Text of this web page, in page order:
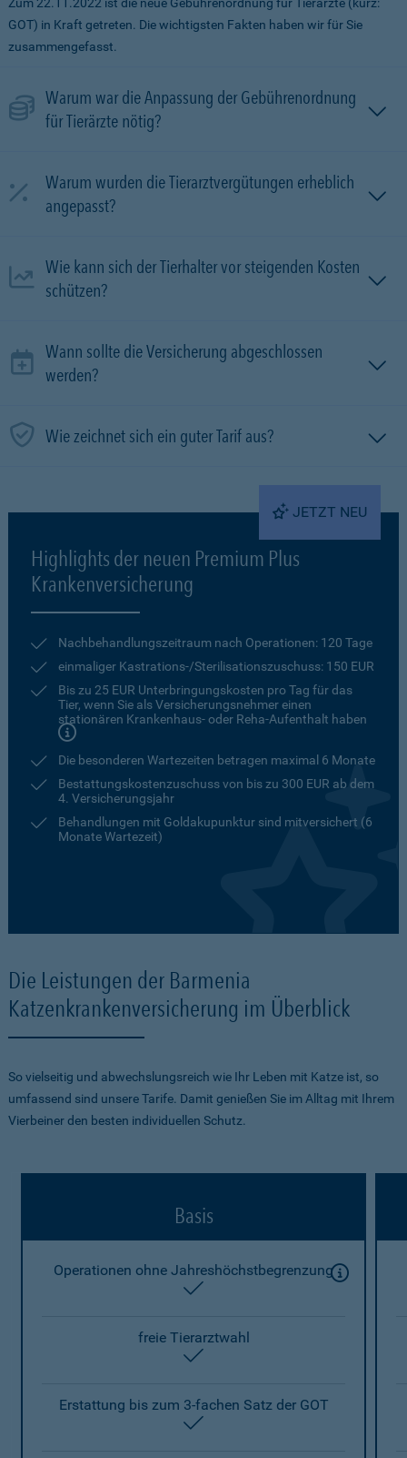
GOT) in Kraft getreten. Die wichtigsten Fakten haben wir für Sie
zusammengefasst.
Warum war die Anpassung der Gebührenordnung
für Tierärzte nötig?
Warum wurden die Tierarztvergütungen erheblich
angepasst?
Wie kann sich der Tierhalter vor steigenden Kosten
schützen?
Wann sollte die Versicherung abgeschlossen
werden?
Wie zeichnet sich ein guter Tarif aus?
JETZT NEU
Highlights der neuen Premium Plus
Krankenversicherung
Nachbehandlungszeitraum nach Operationen: 120 Tage
einmaliger Kastrations-/Sterilisationszuschuss: 150 EUR
Bis zu 25 EUR Unterbringungskosten pro Tag für das
Tier, wenn Sie als Versicherungsnehmer einen
stationären Krankenhaus- oder Reha-Aufenthalt haben
Die besonderen Wartezeiten betragen maximal 6 Monate
Bestattungskostenzuschuss von bis zu 300 EUR ab dem
4. Versicherungsjahr
Behandlungen mit Goldakupunktur sind mitversichert (6
Monate Wartezeit)
Die Leistungen der Barmenia
Katzenkrankenversicherung im Überblick
So vielseitig und abwechslungsreich wie Ihr Leben mit Katze ist, so
umfassend sind unsere Tarife. Damit genießen Sie im Alltag mit Ihrem
Vierbeiner den besten individuellen Schutz.
Basis
Operationen ohne Jahreshöchstbegrenzung
freie Tierarztwahl
Erstattung bis zum 3-fachen Satz der GOT